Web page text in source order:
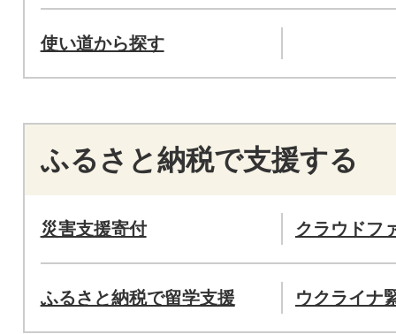
使い道から探す
ふるさと納税で支援する
災害支援寄付 クラウドフ
ふるさと納税で留学支援 ウクライナ